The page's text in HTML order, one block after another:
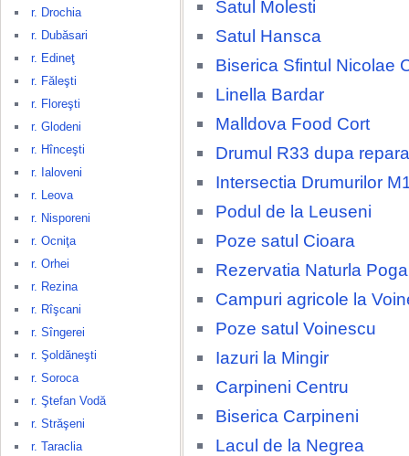
r. Drochia
r. Dubăsari
r. Edineţ
r. Făleşti
r. Floreşti
r. Glodeni
r. Hînceşti
r. Ialoveni
r. Leova
r. Nisporeni
r. Ocniţa
r. Orhei
r. Rezina
r. Rîşcani
r. Sîngerei
r. Şoldăneşti
r. Soroca
r. Ştefan Vodă
r. Străşeni
r. Taraclia
Satul Molesti
Satul Hansca
Biserica Sfintul Nicolae
Linella Bardar
Malldova Food Cort
Drumul R33 dupa
Intersectia Drumurilor
Podul de la Leuseni
Poze satul Cioara
Rezervatia Naturla
Campuri agricole la
Poze satul Voinescu
Iazuri la Mingir
Carpineni Centru
Biserica Carpineni
Lacul de la Negrea